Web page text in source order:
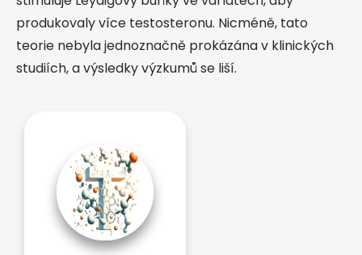
produkovaly více testosteronu. Nicméně, tato
teorie nebyla jednoznačně prokázána v klinických
studiích, a výsledky výzkumů se liší.